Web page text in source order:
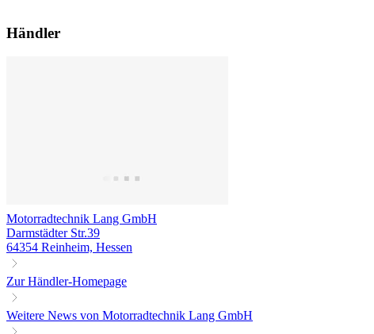
Händler
Motorradtechnik Lang GmbH
Darmstädter Str.39
64354 Reinheim, Hessen
Zur Händler-Homepage
Weitere News von Motorradtechnik Lang GmbH